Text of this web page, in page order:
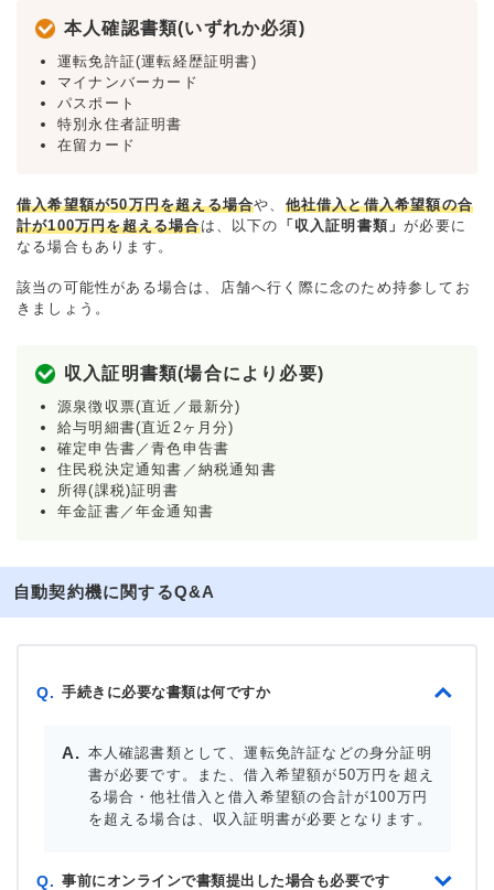
本人確認書類(いずれか必須)
運転免許証(運転経歴証明書)
マイナンバーカード
パスポート
特別永住者証明書
在留カード
借入希望額が50万円を超える場合や、 他社借入と借入希望額の合
計が100万円を超える場合は、以下の 「収入証明書類」が必要に
なる場合もあります。
該当の可能性がある場合は、店舗へ行く際に念のため持参してお
きましょう。
収入証明書類(場合により必要)
源泉徴収票(直近／最新分)
給与明細書(直近2ヶ月分)
確定申告書／青色申告書
住民税決定通知書／納税通知書
所得(課税)証明書
年金証書／年金通知書
自動契約機に関するQ&A
Q. 手続きに必要な書類は何ですか
本人確認書類として、運転免許証などの身分証明
書が必要です。また、借入希望額が50万円を超え
る場合・他社借入と借入希望額の合計が100万円
を超える場合は、収入証明書が必要となります。
Q. 事前にオンラインで書類提出した場合も必要です